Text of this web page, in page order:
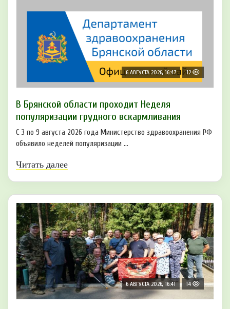
6 АВГУСТА 2026, 16:47 12
В Брянской области проходит Неделя
популяризации грудного вскармливания
С 3 по 9 августа 2026 года Министерство здравоохранения РФ
объявило неделей популяризации ...
Читать далее
6 АВГУСТА 2026, 16:41 14